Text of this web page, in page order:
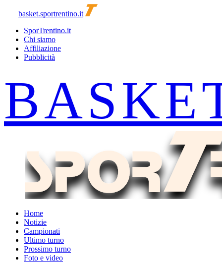
basket.sportrentino.it
SporTrentino.it
Chi siamo
Affiliazione
Pubblicità
Home
Notizie
Campionati
Ultimo turno
Prossimo turno
Foto e video